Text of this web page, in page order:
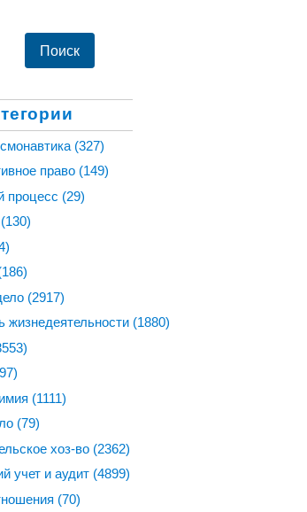
(327)
право (149)
процесс (29)
(130)
(2917)
жизнедеятельности (1880)
(1111)
(79)
хоз-во (2362)
учет и аудит (4899)
(70)